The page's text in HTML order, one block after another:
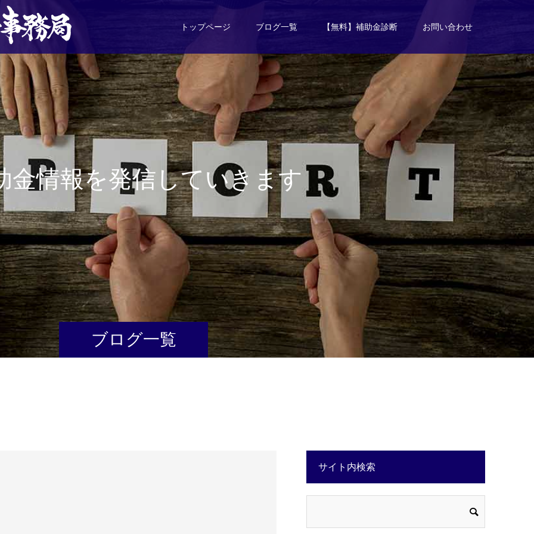
トップページ ブログ一覧 【無料】補助金診断 お問い合わせ
ブログ一覧
金情報を発信 して いき ます
サイト内検索